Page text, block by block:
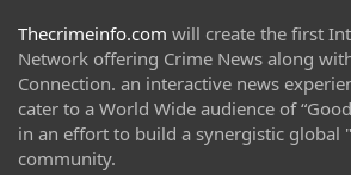
Thecrimeinfo.com will create the first
Network offering Crime News along
Connection. an interactive news
cater to a World Wide audience of
in an effort to build a synergistic global
community.